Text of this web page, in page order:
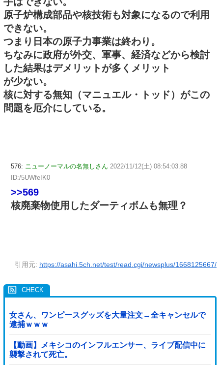
原子炉構成部品や核技術も対象になるので利用
できない。
つまり日本の原子力事業は終わり。
ちなみに政府が外交、軍事、経済などから検討
した結果はデメリットが多くメリット
が少ない。
核に対する無知（マニュエル・トッド）がこの
問題を厄介にしている。
576: ニューノーマルの名無しさん 2022/11/12(土) 08:54:03.88
ID:/5UWfeIK0
>>569
核廃棄物使用したダーティボムも無理？
引用元: https://asahi.5ch.net/test/read.cgi/newsplus/1668125667/
女さん、ワンピースグッズを大量注文→全キャンセルで
逮捕ｗｗｗ
【動画】メキシコのインフルエンサー、ライブ配信中に
襲撃されて死亡。